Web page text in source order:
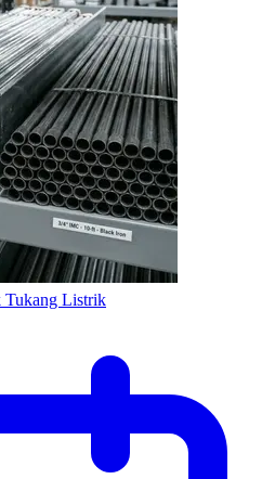
Tukang Listrik